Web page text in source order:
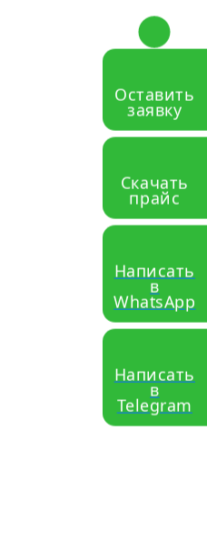
Оставить
заявку
Скачать
прайс
Написать
в
WhatsApp
Написать
в
Telegram